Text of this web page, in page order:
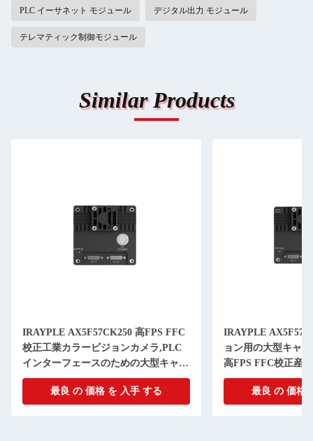
PLC イーサネット モジュール デジタル出力 モジュール
テレマティック制御モジュール
Similar Products
IRAYPLE AX5F57CK250 高FPS FFC
校正工業カラービジョンカメラ,PLC
インターフェースのための大型キャッ
シュ安定性
最良 の 価格 を 入手 する
IRAYPLE
ョン用の大型キャ
高FPS FFC校正産
最良 の 価格